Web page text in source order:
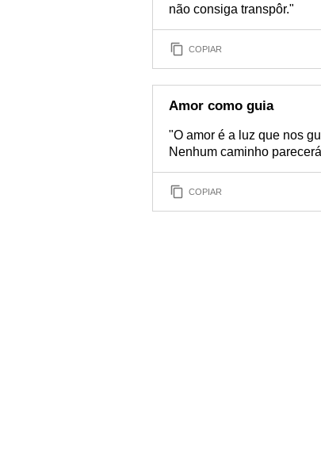
não consiga transpôr."
COPIAR
Amor como guia
"O amor é a luz que nos
Nenhum caminho
COPIAR